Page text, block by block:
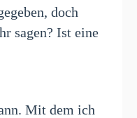
doch
sagen? Ist eine
Mit dem ich